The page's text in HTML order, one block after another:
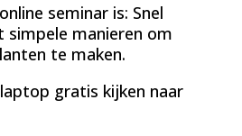
seminar is: Snel
simpele manieren om
te maken.
gratis kijken naar